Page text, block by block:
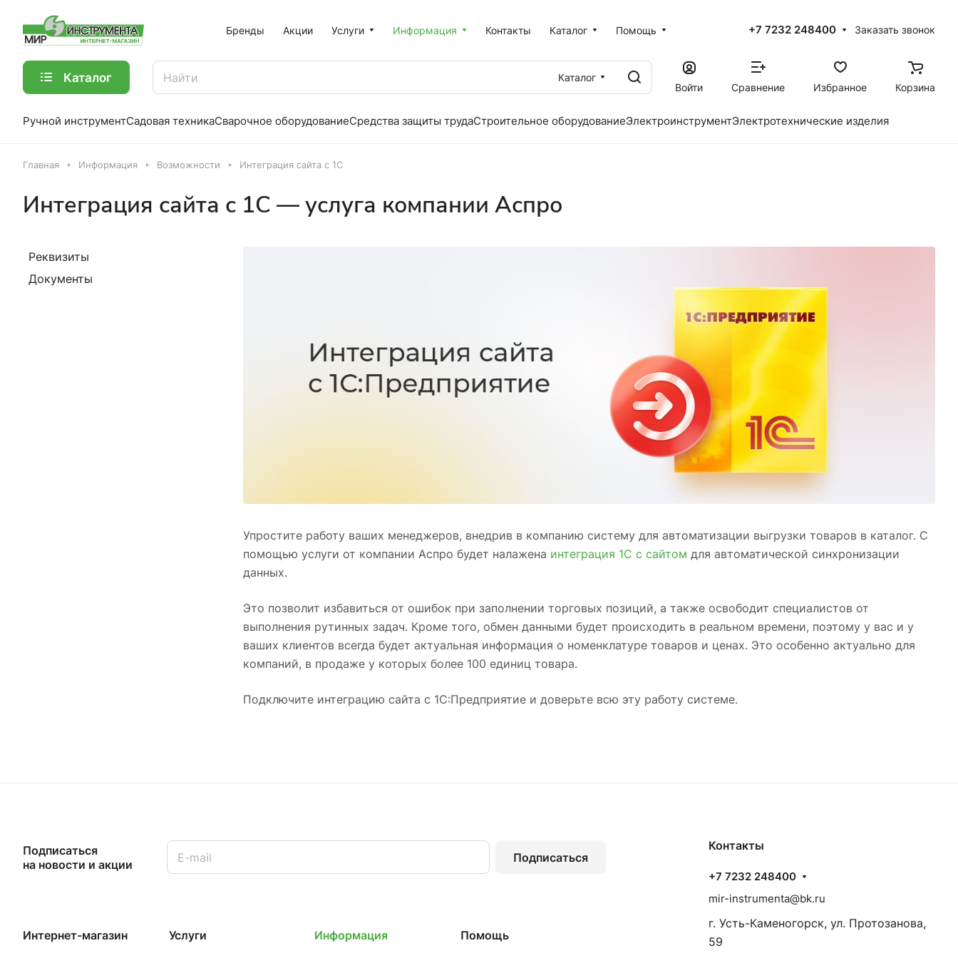
Бренды Акции Услуги Информация Контакты Каталог Помощь +7 7232 248400 Заказать звонок
Каталог
Каталог
Войти
Сравнение Избранное Корзина
Ручной инструментСадовая техникаСварочное оборудованиеСредства защиты трудаСтроительное оборудованиеЭлектроинструментЭлектротехнические изделия
Главная Информация Возможности Интеграция сайта с 1С
Интеграция сайта с 1С — услуга компании Аспро
Упростите работу ваших менеджеров, внедрив в компанию систему для автоматизации выгрузки товаров в каталог. С
помощью услуги от компании Аспро будет налажена интеграция 1С с сайтом для автоматической синхронизации
данных.
Это позволит избавиться от ошибок при заполнении торговых позиций, а также освободит специалистов от
выполнения рутинных задач. Кроме того, обмен данными будет происходить в реальном времени, поэтому у вас и у
ваших клиентов всегда будет актуальная информация о номенклатуре товаров и ценах. Это особенно актуально для
компаний, в продаже у которых более 100 единиц товара.
Подключите интеграцию сайта с 1С:Предприятие и доверьте всю эту работу системе.
Реквизиты
Документы
Подписаться
на новости и акции
Подписаться
Интернет-магазин Услуги Информация Помощь
Контакты
+7 7232 248400
mir-instrumenta@bk.ru
г. Усть-Каменогорск, ул. Протозанова,
59